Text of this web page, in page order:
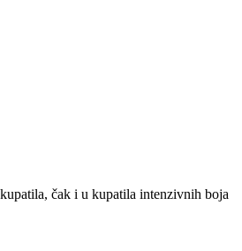
čak i u kupatila intenzivnih boja